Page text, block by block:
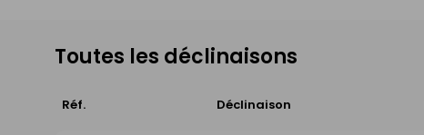
Toutes les déclinaisons
Réf. Déclinaison